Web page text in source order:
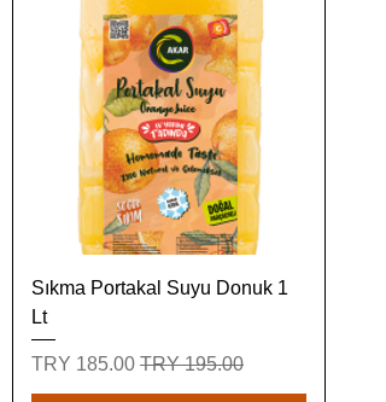
Sıkma Portakal Suyu Donuk 1
Lt
سعر عادي سعر البيع